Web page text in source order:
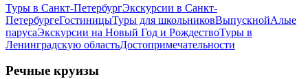
Туры в Санкт-ПетербургЭкскурсии в Санкт-
ПетербургеГостиницыТуры для школьниковВыпускнойАлые
парусаЭкскурсии на Новый Год и РождествоТуры в
Ленинградскую областьДостопримечательности
Речные круизы